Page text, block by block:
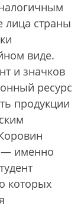
лица страны
виде.
и значков
ресурс
продукции
— именно
которых